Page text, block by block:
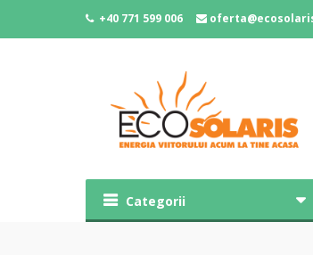
+40 771 599 006
Categorii